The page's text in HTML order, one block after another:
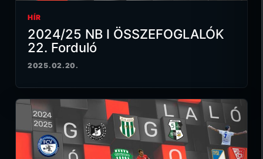
HÍR
2024/25 NB I ÖSSZEFOGLALÓK
22. Forduló
2025.02.20.